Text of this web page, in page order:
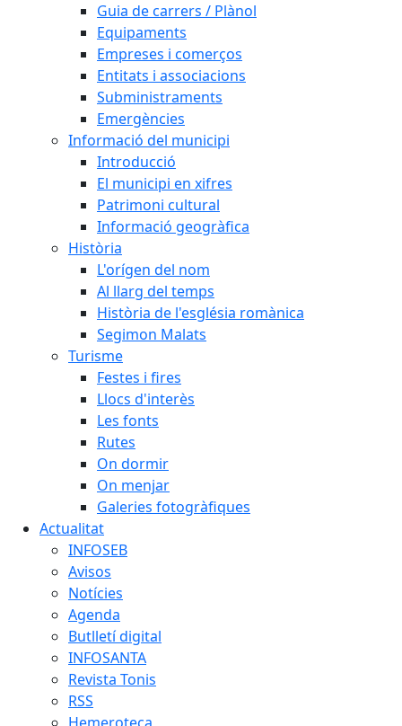
Guia de carrers / Plànol
Equipaments
Empreses i comerços
Entitats i associacions
Subministraments
Emergències
Informació del municipi
Introducció
El municipi en xifres
Patrimoni cultural
Informació geogràfica
Història
L'orígen del nom
Al llarg del temps
Història de l'església romànica
Segimon Malats
Turisme
Festes i fires
Llocs d'interès
Les fonts
Rutes
On dormir
On menjar
Galeries fotogràfiques
Actualitat
INFOSEB
Avisos
Notícies
Agenda
Butlletí digital
INFOSANTA
Revista Tonis
RSS